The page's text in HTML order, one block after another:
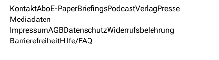
KontaktAboE-PaperBriefingsPodcastVerlagPresse
Mediadaten
ImpressumAGBDatenschutzWiderrufsbelehrung
BarrierefreiheitHilfe/FAQ